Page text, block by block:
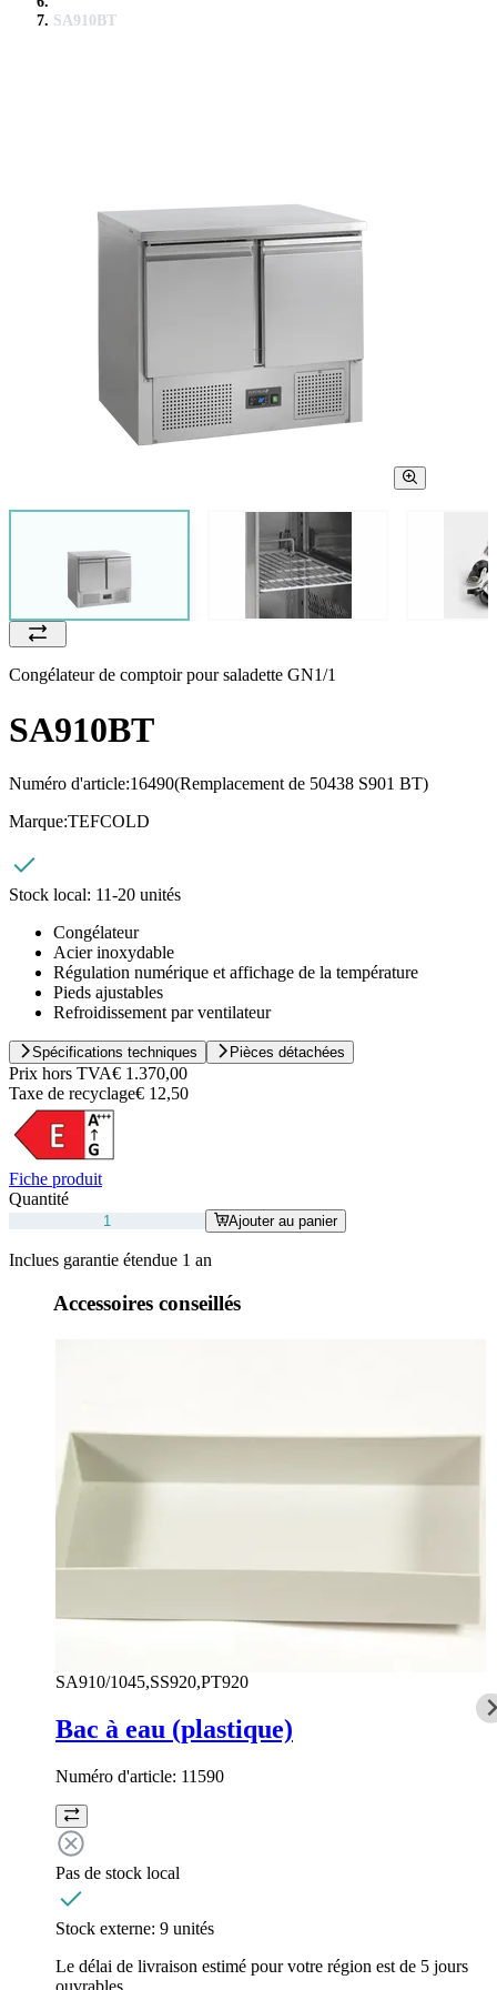
SA910BT
Congélateur de comptoir pour saladette GN1/1
SA910BT
Numéro d'article:16490(Remplacement de 50438 S901 BT)
Marque:TEFCOLD
Stock local: 11-20 unités
Congélateur
Acier inoxydable
Régulation numérique et affichage de la température
Pieds ajustables
Refroidissement par ventilateur
Spécifications techniques Pièces détachées
Prix hors TVA€ 1.370,00
Taxe de recyclage€ 12,50
Fiche produit
Quantité
Ajouter au panier
Inclues garantie étendue 1 an
Accessoires conseillés
SA910/1045,SS920,PT920
Bac à eau (plastique)
Numéro d'article: 11590
Pas de stock local
Stock externe: 9 unités
Le délai de livraison estimé pour votre région est de 5 jours
ouvrables.